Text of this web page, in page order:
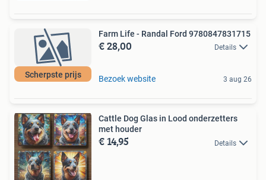
Scherpste prijs
Farm Life - Randal Ford 9780847831715
€ 28,00 Details
Bezoek website 3 aug 26
Cattle Dog Glas in Lood onderzetters
met houder
€ 14,95 Details